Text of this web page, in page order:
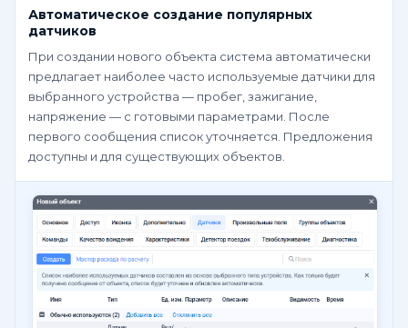
Автоматическое создание популярных
датчиков
При создании нового объекта система автоматически
предлагает наиболее часто используемые датчики для
выбранного устройства — пробег, зажигание,
напряжение — с готовыми параметрами. После
первого сообщения список уточняется. Предложения
доступны и для существующих объектов.